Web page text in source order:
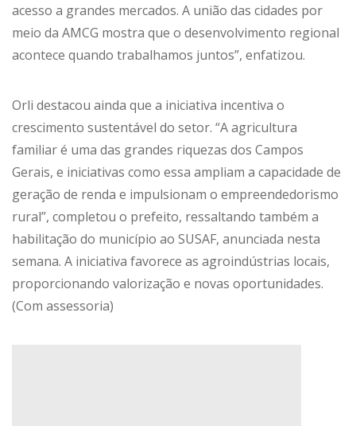
acesso a grandes mercados. A união das cidades por
meio da AMCG mostra que o desenvolvimento regional
acontece quando trabalhamos juntos”, enfatizou.
Orli destacou ainda que a iniciativa incentiva o
crescimento sustentável do setor. “A agricultura
familiar é uma das grandes riquezas dos Campos
Gerais, e iniciativas como essa ampliam a capacidade de
geração de renda e impulsionam o empreendedorismo
rural”, completou o prefeito, ressaltando também a
habilitação do município ao SUSAF, anunciada nesta
semana. A iniciativa favorece as agroindústrias locais,
proporcionando valorização e novas oportunidades.
(Com assessoria)